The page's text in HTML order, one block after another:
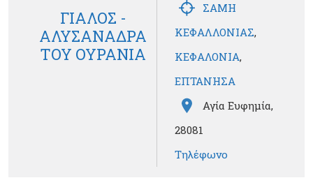
ΓΙΑΛΟΣ -
ΑΛΥΣΑΝΑΔΡΑ
ΤΟΥ ΟΥΡΑΝΙΑ
ΣΑΜΗ
ΚΕΦΑΛΛΟΝΙΑΣ,
ΚΕΦΑΛΟΝΙΑ,
ΕΠΤΑΝΗΣΑ
Αγία Ευφημία,
28081
Τηλέφωνο